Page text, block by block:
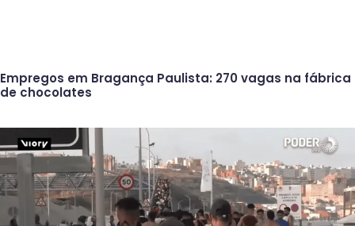
Empregos em Bragança Paulista: 270 vagas na fábrica
de chocolates